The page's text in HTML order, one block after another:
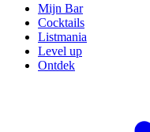
Mijn Bar
Cocktails
Listmania
Level up
Ontdek